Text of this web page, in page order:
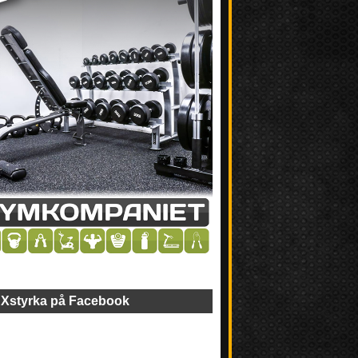
på Facebook